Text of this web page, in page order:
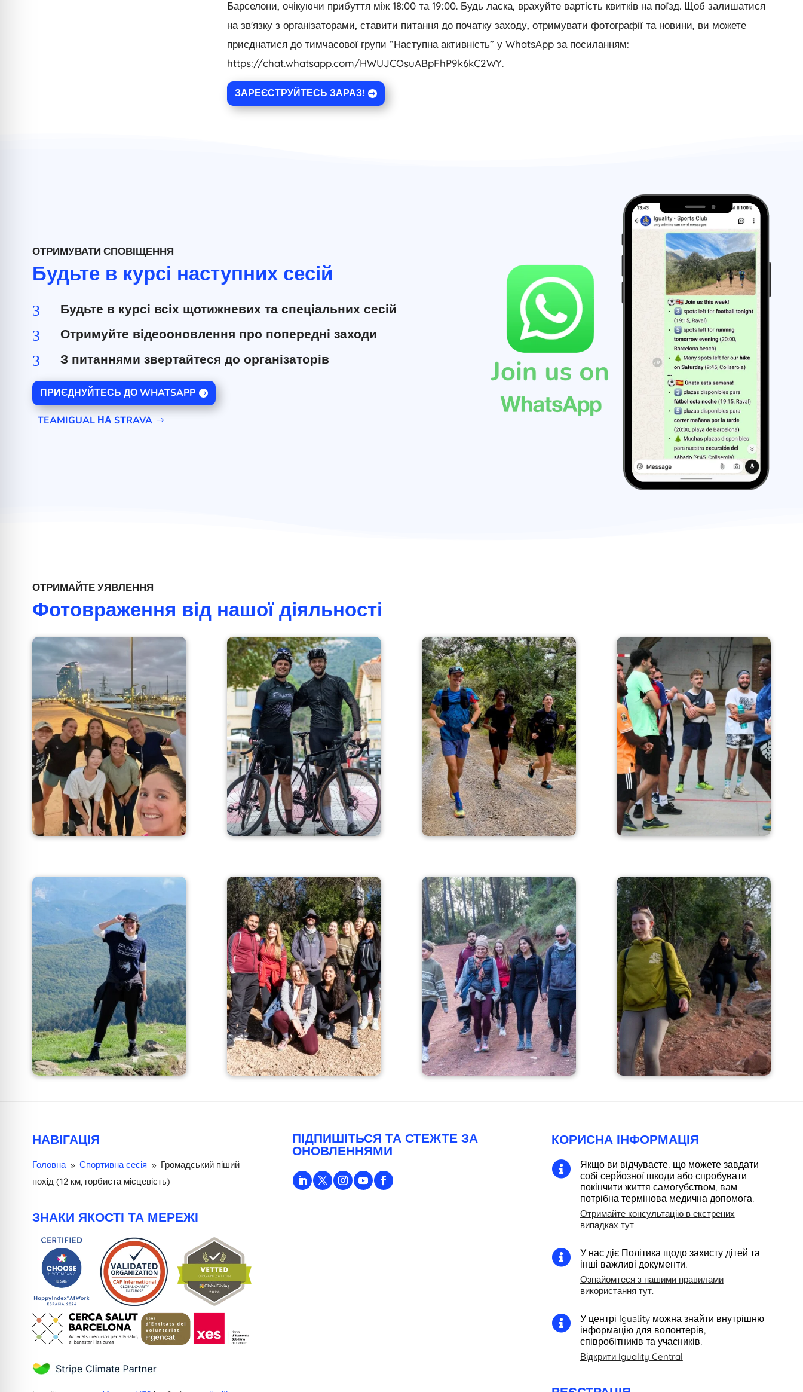
Барселони, очікуючи прибуття між 18:00 та 19:00. Будь ласка, врахуйте вартість квитків на поїзд. Щоб залишатися
на зв'язку з організаторами, ставити питання до початку заходу, отримувати фотографії та новини, ви можете
приєднатися до тимчасової групи “Наступна активність” у WhatsApp за посиланням:
https://chat.whatsapp.com/HWUJCOsuABpFhP9k6kC2WY.
ЗАРЕЄСТРУЙТЕСЬ ЗАРАЗ!
ОТРИМУВАТИ СПОВІЩЕННЯ
Будьте в курсі наступних сесій
З
Будьте в курсі всіх щотижневих та спеціальних сесій
З
Отримуйте відеооновлення про попередні заходи
З
З питаннями звертайтеся до організаторів
ПРИЄДНУЙТЕСЬ ДО WHATSAPP
TEAMIGUAL НА STRAVA
ОТРИМАЙТЕ УЯВЛЕННЯ
Фотовраження від нашої діяльності
НАВІГАЦІЯ
Головна 9 Спортивна сесія 9 Громадський піший
похід (12 км, горбиста місцевість)
ЗНАКИ ЯКОСТІ ТА МЕРЕЖІ
ПІДПИШІТЬСЯ ТА СТЕЖТЕ ЗА
ОНОВЛЕННЯМИ
КОРИСНА ІНФОРМАЦІЯ

Якщо ви відчуваєте, що можете завдати
собі серйозної шкоди або спробувати
покінчити життя самогубством, вам
потрібна термінова медична допомога.
Отримайте консультацію в екстрених
випадках тут

У нас діє Політика щодо захисту дітей та
інші важливі документи.
Ознайомтеся з нашими правилами
використання тут.

У центрі Iguality можна знайти внутрішню
інформацію для волонтерів,
співробітників та учасників.
Відкрити Iguality Central